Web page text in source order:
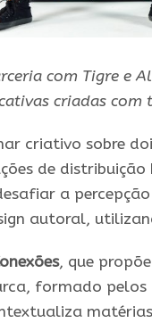
com Tigre e
criadas com
criativo sobre
de
a
autoral,
, que
formado pelos